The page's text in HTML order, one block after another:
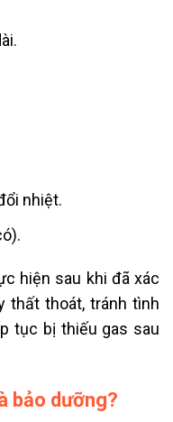
nhiệt.
hiện sau khi đã xác
thất thoát, tránh tình
tục bị thiếu gas sau
bảo dưỡng?